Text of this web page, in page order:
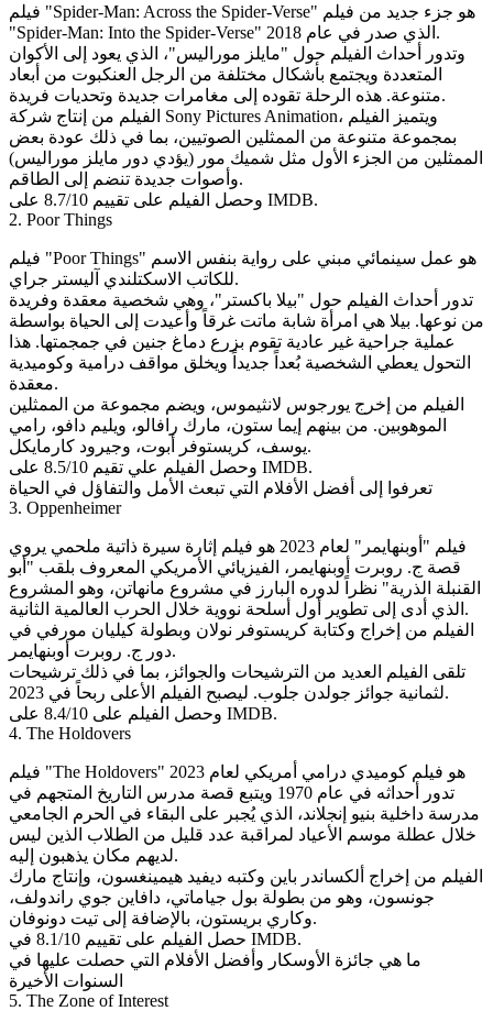
فيلم "Spider-Man: Across the Spider-Verse" هو جزء جديد من فيلم
"Spider-Man: Into the Spider-Verse" الذي صدر في عام 2018.
وتدور أحداث الفيلم حول "مايلز موراليس"، الذي يعود إلى الأكوان
المتعددة ويجتمع بأشكال مختلفة من الرجل العنكبوت من أبعاد
متنوعة. هذه الرحلة تقوده إلى مغامرات جديدة وتحديات فريدة.
الفيلم من إنتاج شركة Sony Pictures Animation، ويتميز الفيلم
بمجموعة متنوعة من الممثلين الصوتيين، بما في ذلك عودة بعض
الممثلين من الجزء الأول مثل شميك مور (يؤدي دور مايلز موراليس)
وأصوات جديدة تنضم إلى الطاقم.
وحصل الفيلم على تقييم 8.7/10 على IMDB.
2. Poor Things
فيلم "Poor Things" هو عمل سينمائي مبني على رواية بنفس الاسم
للكاتب الاسكتلندي آليستر جراي.
تدور أحداث الفيلم حول "بيلا باكستر"، وهي شخصية معقدة وفريدة
من نوعها. بيلا هي امرأة شابة ماتت غرقاً وأعيدت إلى الحياة بواسطة
عملية جراحية غير عادية تقوم بزرع دماغ جنين في جمجمتها. هذا
التحول يعطي الشخصية بُعداً جديداً ويخلق مواقف درامية وكوميدية
معقدة.
الفيلم من إخرج يورجوس لانثيموس، ويضم مجموعة من الممثلين
الموهوبين. من بينهم إيما ستون، مارك رافالو، ويليم دافو، رامي
يوسف، كريستوفر أبوت، وجيرود كارمايكل.
وحصل الفيلم علي تقيم 8.5/10 على IMDB.
تعرفوا إلى أفضل الأفلام التي تبعث الأمل والتفاؤل في الحياة
3. Oppenheimer
فيلم "أوبنهايمر" لعام 2023 هو فيلم إثارة سيرة ذاتية ملحمي يروي
قصة ج. روبرت أوبنهايمر، الفيزيائي الأمريكي المعروف بلقب "أبو
القنبلة الذرية" نظراً لدوره البارز في مشروع مانهاتن، وهو المشروع
الذي أدى إلى تطوير أول أسلحة نووية خلال الحرب العالمية الثانية.
الفيلم من إخراج وكتابة كريستوفر نولان وبطولة كيليان مورفي في
دور ج. روبرت أوبنهايمر.
تلقى الفيلم العديد من الترشيحات والجوائز، بما في ذلك ترشيحات
لثمانية جوائز جولدن جلوب. ليصبح الفيلم الأعلى ربحاً في 2023.
وحصل الفيلم على 8.4/10 على IMDB.
4. The Holdovers
فيلم "The Holdovers" هو فيلم كوميدي درامي أمريكي لعام 2023
تدور أحداثه في عام 1970 ويتبع قصة مدرس التاريخ المتجهم في
مدرسة داخلية بنيو إنجلاند، الذي يُجبر على البقاء في الحرم الجامعي
خلال عطلة موسم الأعياد لمراقبة عدد قليل من الطلاب الذين ليس
لديهم مكان يذهبون إليه.
الفيلم من إخراج ألكساندر باين وكتبه ديفيد هيمينغسون، وإنتاج مارك
جونسون، وهو من بطولة بول جياماتي، دافاين جوي راندولف،
وكاري بريستون، بالإضافة إلى تيت دونوفان.
حصل الفيلم على تقييم 8.1/10 في IMDB.
ما هي جائزة الأوسكار وأفضل الأفلام التي حصلت عليها في
السنوات الأخيرة
5. The Zone of Interest